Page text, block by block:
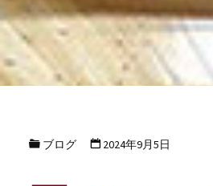
ブログ 2024年9月5日